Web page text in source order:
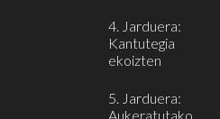
4. Jarduera:
Kantutegia
ekoizten
5. Jarduera:
Aukeratutako